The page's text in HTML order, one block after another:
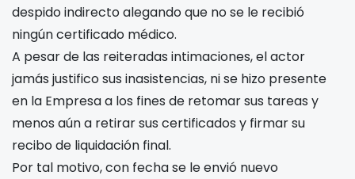
despido indirecto alegando que no se le recibió
ningún certificado médico.
A pesar de las reiteradas intimaciones, el actor
jamás justifico sus inasistencias, ni se hizo presente
en la Empresa a los fines de retomar sus tareas y
menos aún a retirar sus certificados y firmar su
recibo de liquidación final.
Por tal motivo, con fechase le envió nuevo